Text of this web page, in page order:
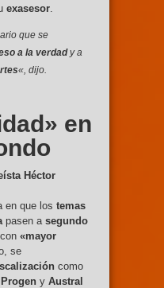
exasesor
que se
a la verdady a
«, dijo.
en
Héctor
en que los temas
pasen a segundo
«mayor
se
como
Progen y Austral